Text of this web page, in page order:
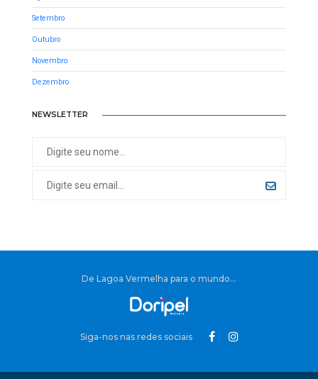
Setembro
Outubro
Novembro
Dezembro
NEWSLETTER
De Lagoa Vermelha para o mundo...
Siga-nos nas redes sociais